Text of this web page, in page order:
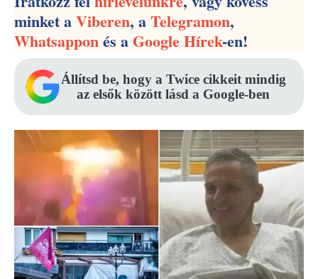
minket aViberen, aTelegramon,
Whatsapponés aGoogle Hírek-en!
Állítsd be, hogy a Twice cikkeit mindig
az elsők között lásd a Google-ben